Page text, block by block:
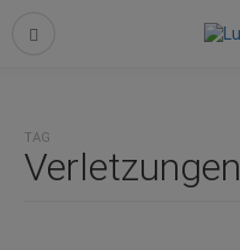
TAG
Verletzungen